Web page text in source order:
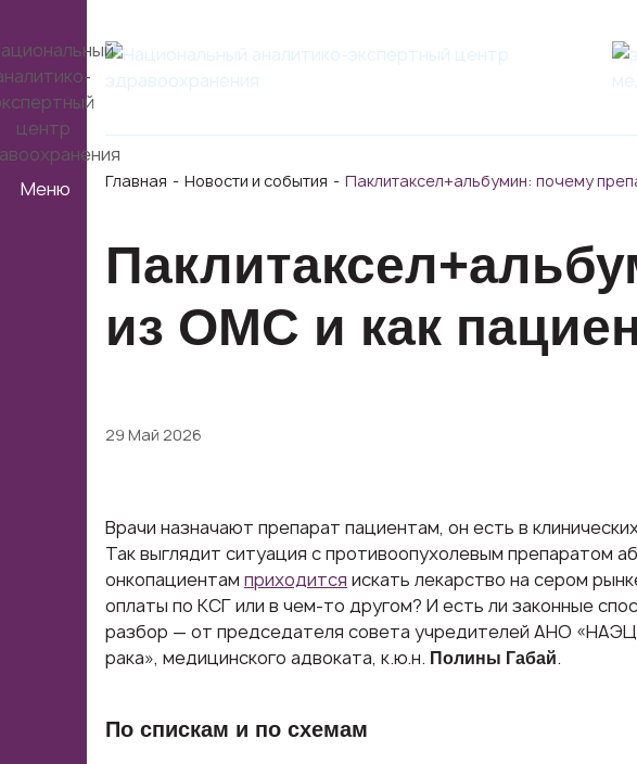
Меню Главная Новости и события Паклитаксел+альбумин: почему
из ОМС и как
29 Май 2026
Врачи назначают препарат пациентам, он есть в
Так выглядит ситуация с противоопухолевым препаратом
онкопациентам приходится искать лекарство на сером
оплаты по КСГ или в чем-то другом? И есть ли законные
разбор — от председателя совета учредителей АНО
рака», медицинского адвоката, к.ю.н. Полины Габай.
По спискам и по схемам